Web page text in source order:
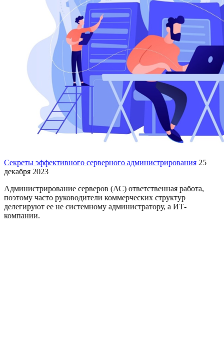
Секреты эффективного серверного администрирования 25
декабря 2023
Администрирование серверов (АС) ответственная работа,
поэтому часто руководители коммерческих структур
делегируют ее не системному администратору, а ИТ-
компании.